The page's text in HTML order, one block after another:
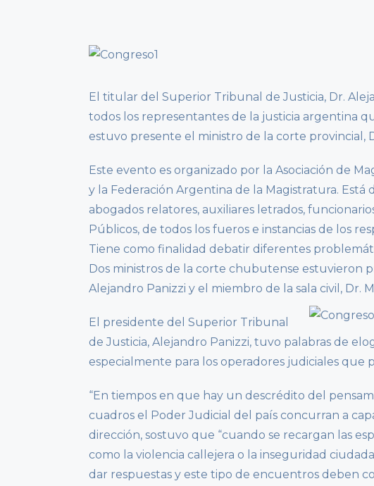
El titular del Superior Tribunal de Justicia, Dr.
todos los representantes de la justicia argentina
estuvo presente el ministro de la corte provincial,
Este evento es organizado por la Asociación de
y la Federación Argentina de la Magistratura. Está
abogados relatores, auxiliares letrados,
Públicos, de todos los fueros e instancias de los
Tiene como finalidad debatir diferentes
Dos ministros de la corte chubutense estuvieron
Alejandro Panizzi y el miembro de la sala civil, Dr.
El presidente del Superior Tribunal
de Justicia, Alejandro Panizzi, tuvo palabras de
especialmente para los operadores judiciales que
“En tiempos en que hay un descrédito del
cuadros el Poder Judicial del país concurran a
dirección, sostuvo que “cuando se recargan las
como la violencia callejera o la inseguridad
dar respuestas y este tipo de encuentros deben